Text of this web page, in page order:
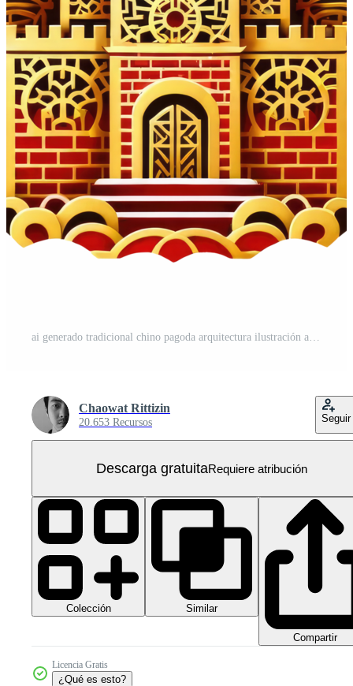
ai generado tradicional chino pagoda arquitectura ilustración aislado. PNG Gratis
Chaowat Rittizin
20.653 Recursos Seguir
Descarga gratuitaRequiere atribución
Colección Similar
Compartir
Licencia Gratis
¿Qué es esto?